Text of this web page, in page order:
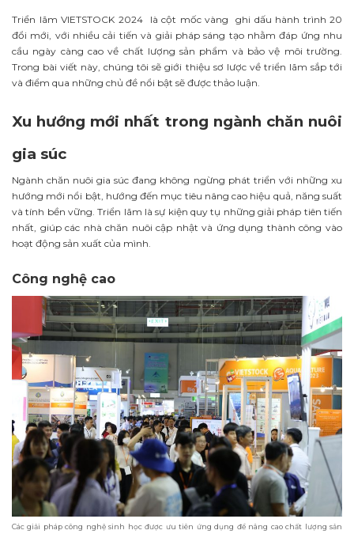
Triển lãm VIETSTOCK 2024 là cột mốc vàng ghi dấu hành trình 20
đổi mới, với nhiều cải tiến và giải pháp sáng tạo nhằm đáp ứng nhu
cầu ngày càng cao về chất lượng sản phẩm và bảo vệ môi trường.
Trong bài viết này, chúng tôi sẽ giới thiệu sơ lược về triển lãm sắp tới
và điểm qua những chủ đề nổi bật sẽ được thảo luận.
Xu hướng mới nhất trong ngành chăn nuôi
gia súc
Ngành chăn nuôi gia súc đang không ngừng phát triển với những xu
hướng mới nổi bật, hướng đến mục tiêu nâng cao hiệu quả, năng suất
và tính bền vững. Triển lãm là sự kiện quy tụ những giải pháp tiên tiến
nhất, giúp các nhà chăn nuôi cập nhật và ứng dụng thành công vào
hoạt động sản xuất của mình.
Công nghệ cao
Các giải pháp công nghệ sinh học được ưu tiên ứng dụng để nâng cao chất lượng sản